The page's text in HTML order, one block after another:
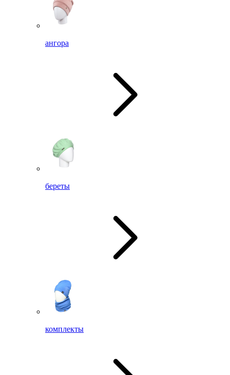
ангора
береты
комплекты